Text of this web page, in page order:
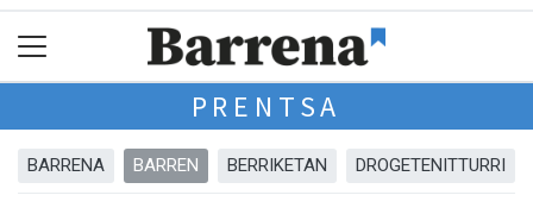
PRENTSA
BARRENA BARREN BERRIKETAN DROGETENITTURRI